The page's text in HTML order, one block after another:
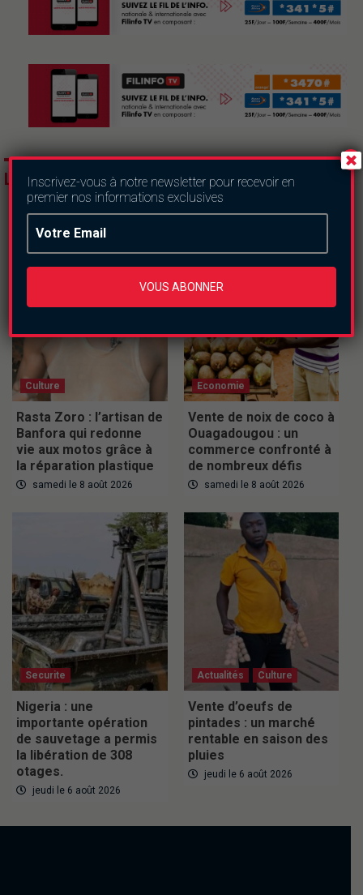
LES DERNIERS ARTICLES
Culture
Rasta Zoro : l’artisan de
Banfora qui redonne
vie aux motos grâce à
la réparation plastique
samedi le 8 août 2026
Economie
Vente de noix de coco à
Ouagadougou : un
commerce confronté à
de nombreux défis
samedi le 8 août 2026
Securite
Nigeria : une
importante opération
de sauvetage a permis
la libération de 308
otages.
jeudi le 6 août 2026
Actualités Culture
Vente d’oeufs de
pintades : un marché
rentable en saison des
pluies
jeudi le 6 août 2026
Inscrivez-vous à notre newsletter pour recevoir en
premier nos informations exclusives
VOUS ABONNER